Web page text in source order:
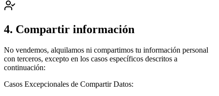
4. Compartir información
No vendemos, alquilamos ni compartimos tu información personal
con terceros, excepto en los casos específicos descritos a
continuación:
Casos Excepcionales de Compartir Datos: